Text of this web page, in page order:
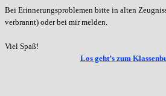
Bei Erinnerungsproblemen bitte in alten
verbrannt) oder bei mir melden.
Viel Spaß!
Los geht’s zum